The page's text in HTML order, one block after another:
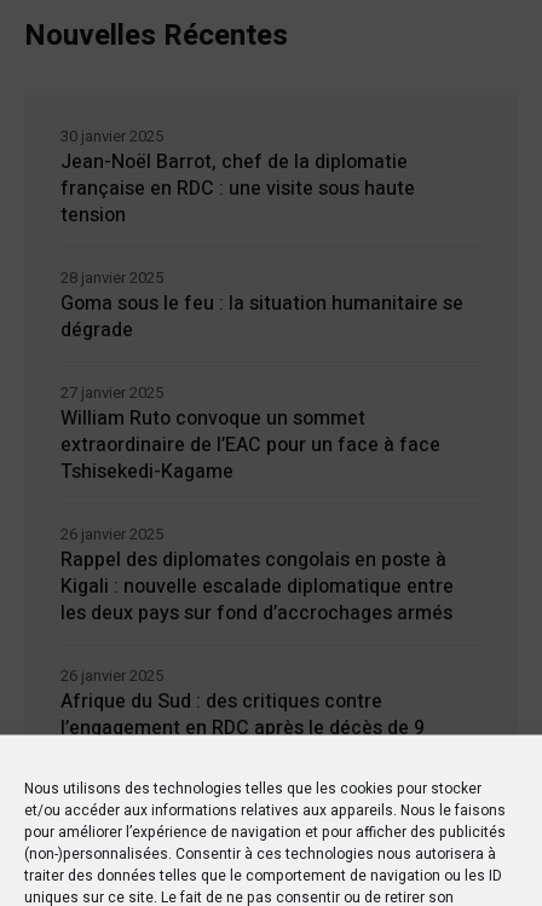
Nous utilisons des technologies telles que les cookies pour stocker
et/ou accéder aux informations relatives aux appareils. Nous le faisons
pour améliorer l’expérience de navigation et pour afficher des publicités
(non-)personnalisées. Consentir à ces technologies nous autorisera à
traiter des données telles que le comportement de navigation ou les ID
uniques sur ce site. Le fait de ne pas consentir ou de retirer son
Nouvelles Récentes
Jean-Noël Barrot, chef de la diplomatie
française en RDC : une visite sous haute
tension
30 janvier 2025
Goma sous le feu : la situation humanitaire se
dégrade
28 janvier 2025
William Ruto convoque un sommet
extraordinaire de l’EAC pour un face à face
Tshisekedi-Kagame
27 janvier 2025
Rappel des diplomates congolais en poste à
Kigali : nouvelle escalade diplomatique entre
les deux pays sur fond d’accrochages armés
26 janvier 2025
Afrique du Sud : des critiques contre
l’engagement en RDC après le décès de 9
26 janvier 2025
Kisangani : Une ville riche en eaux mais en
manque d’électricité
24 janvier 2025